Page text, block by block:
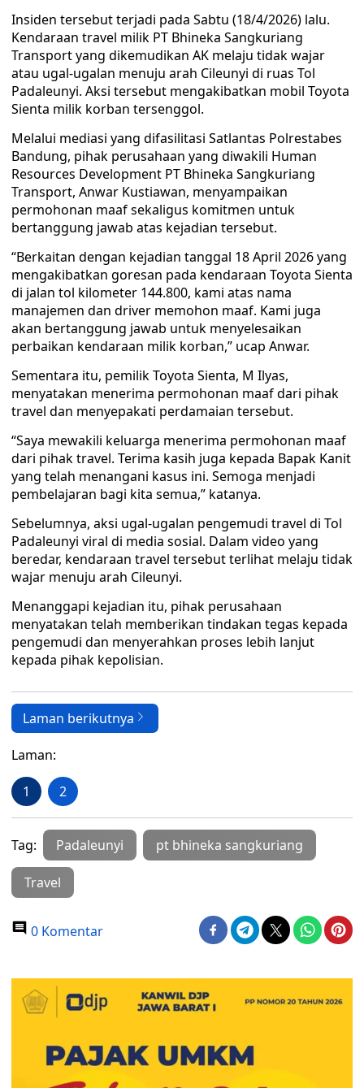
Insiden tersebut terjadi pada Sabtu (18/4/2026) lalu.
Kendaraan travel milik PT Bhineka Sangkuriang
Transport yang dikemudikan AK melaju tidak wajar
atau ugal-ugalan menuju arah Cileunyi di ruas Tol
Padaleunyi. Aksi tersebut mengakibatkan mobil Toyota
Sienta milik korban tersenggol.
Melalui mediasi yang difasilitasi Satlantas Polrestabes
Bandung, pihak perusahaan yang diwakili Human
Resources Development PT Bhineka Sangkuriang
Transport, Anwar Kustiawan, menyampaikan
permohonan maaf sekaligus komitmen untuk
bertanggung jawab atas kejadian tersebut.
“Berkaitan dengan kejadian tanggal 18 April 2026 yang
mengakibatkan goresan pada kendaraan Toyota Sienta
di jalan tol kilometer 144.800, kami atas nama
manajemen dan driver memohon maaf. Kami juga
akan bertanggung jawab untuk menyelesaikan
perbaikan kendaraan milik korban,” ucap Anwar.
Sementara itu, pemilik Toyota Sienta, M Ilyas,
menyatakan menerima permohonan maaf dari pihak
travel dan menyepakati perdamaian tersebut.
“Saya mewakili keluarga menerima permohonan maaf
dari pihak travel. Terima kasih juga kepada Bapak Kanit
yang telah menangani kasus ini. Semoga menjadi
pembelajaran bagi kita semua,” katanya.
Sebelumnya, aksi ugal-ugalan pengemudi travel di Tol
Padaleunyi viral di media sosial. Dalam video yang
beredar, kendaraan travel tersebut terlihat melaju tidak
wajar menuju arah Cileunyi.
Menanggapi kejadian itu, pihak perusahaan
menyatakan telah memberikan tindakan tegas kepada
pengemudi dan menyerahkan proses lebih lanjut
kepada pihak kepolisian.
Laman berikutnya
Laman:
1 2
Tag: Padaleunyi pt bhineka sangkuriang
Travel
0 Komentar